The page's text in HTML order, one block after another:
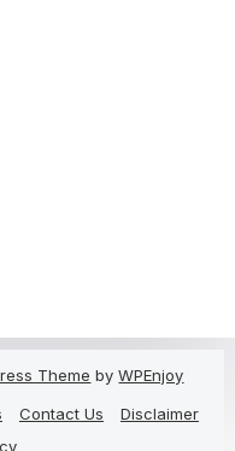
Theme byWPEnjoy
Contact Us
Disclaimer